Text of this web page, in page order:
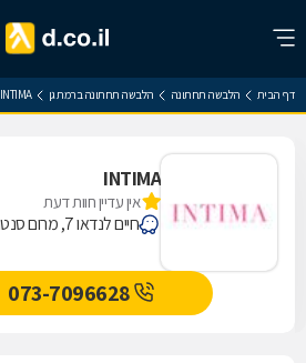
דף הבית הלבשה תחתונה הלבשה תחתונה ברמת גן INTIMA
INTIMA
אין עדיין חוות דעת
חיים לנדאו 7, מרום סנטר רמת גן
073-7096628